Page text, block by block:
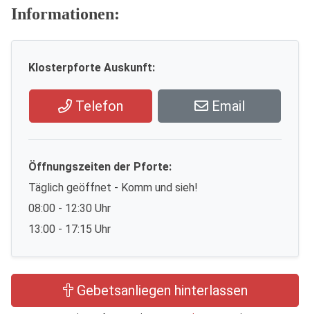
Informationen:
Klosterpforte Auskunft:
Telefon Email
Öffnungszeiten der Pforte:
Täglich geöffnet - Komm und sieh!
08:00 - 12:30 Uhr
13:00 - 17:15 Uhr
Gebetsanliegen hinterlassen